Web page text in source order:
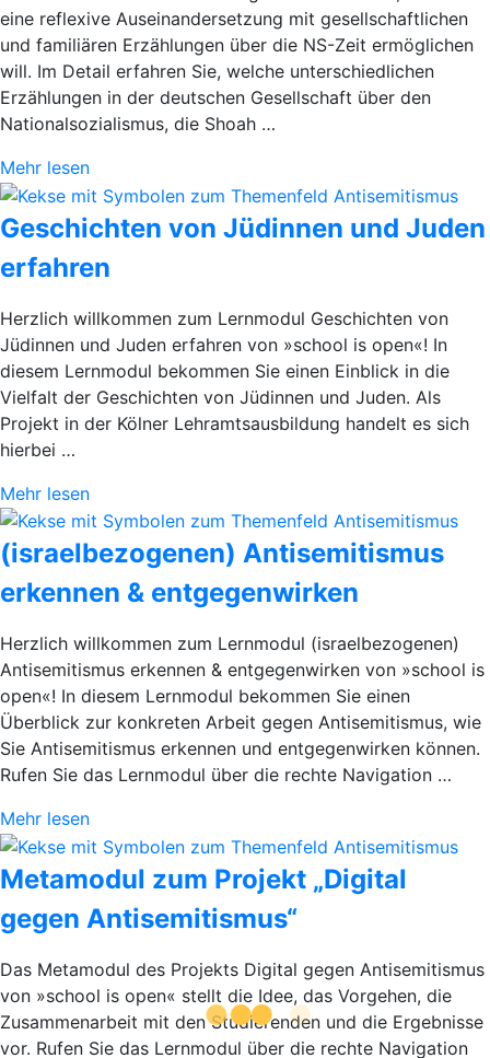
eine reflexive Auseinandersetzung mit gesellschaftlichen
und familiären Erzählungen über die NS-Zeit ermöglichen
will. Im Detail erfahren Sie, welche unterschiedlichen
Erzählungen in der deutschen Gesellschaft über den
Nationalsozialismus, die Shoah …
Mehr lesen
Geschichten von Jüdinnen und Juden
erfahren
Herzlich willkommen zum Lernmodul Geschichten von
Jüdinnen und Juden erfahren von »school is open«! In
diesem Lernmodul bekommen Sie einen Einblick in die
Vielfalt der Geschichten von Jüdinnen und Juden. Als
Projekt in der Kölner Lehramtsausbildung handelt es sich
hierbei …
Mehr lesen
(israelbezogenen) Antisemitismus
erkennen & entgegenwirken
Herzlich willkommen zum Lernmodul (israelbezogenen)
Antisemitismus erkennen & entgegenwirken von »school is
open«! In diesem Lernmodul bekommen Sie einen
Überblick zur konkreten Arbeit gegen Antisemitismus, wie
Sie Antisemitismus erkennen und entgegenwirken können.
Rufen Sie das Lernmodul über die rechte Navigation …
Mehr lesen
Metamodul zum Projekt „Digital
gegen Antisemitismus“
Das Metamodul des Projekts Digital gegen Antisemitismus
von »school is open« stellt die Idee, das Vorgehen, die
Zusammenarbeit mit den Studierenden und die Ergebnisse
vor. Rufen Sie das Lernmodul über die rechte Navigation